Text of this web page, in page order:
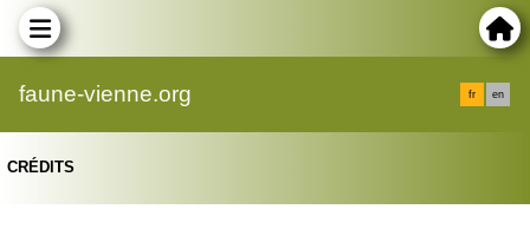
faune-vienne.org fr en
CRÉDITS